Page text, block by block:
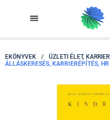
EKÖNYVEK / ÜZLETI ÉLET, KARRIER
ÁLLÁSKERESÉS, KARRIERÉPÍTÉS, HR